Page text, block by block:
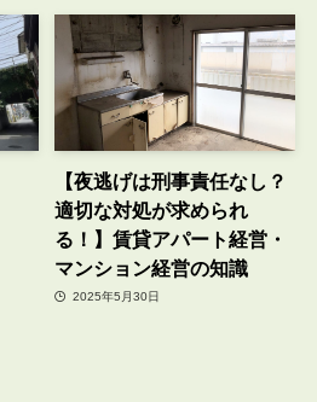
【夜逃げは刑事責任なし？
適切な対処が求められ
る！】賃貸アパート経営・
マンション経営の知識
2025年5月30日